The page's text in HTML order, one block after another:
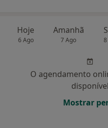
Hoje
6 Ago
Amanhã
7 Ago
O agendamento
disponível
Mostrar